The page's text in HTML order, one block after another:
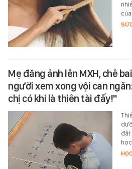
Mẹ đăng ảnh lên MXH, chê
người xem xong vội can
chị có khi là thiên tài đấy!"
đắt